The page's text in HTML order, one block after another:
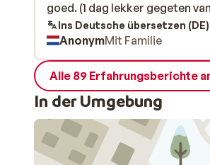
goed. (1 dag lekker gegeten
goed. (1 dag lekker gegeten
Ins Deutsche übersetzen (DE)
AnonymMit Familie
Alle 89 Erfahrungsberichte
In der Umgebung